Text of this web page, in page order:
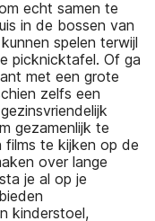
echt samen te
in de bossen van
spelen terwijl
picknicktafel. Of ga
met een grote
zelfs een
gezamenlijk te
films te kijken op de
over lange
je al op je
kinderstoel,